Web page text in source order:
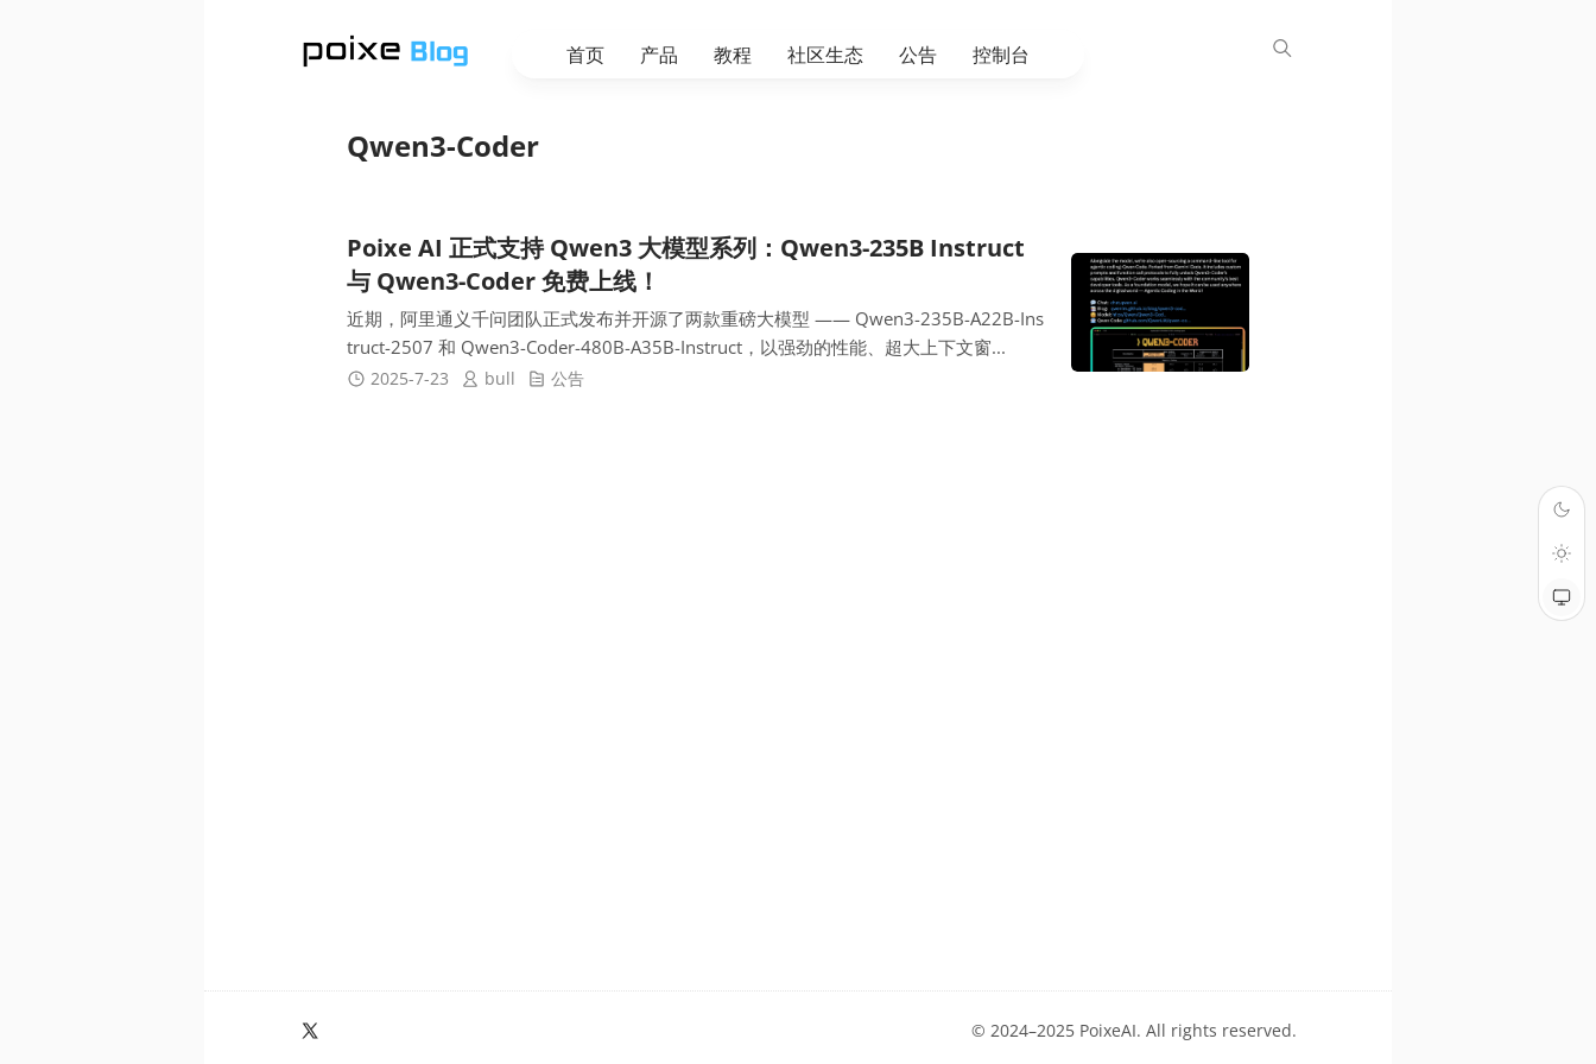
首页 产品 教程 社区生态 公告 控制台
Qwen3-Coder
Poixe AI 正式支持 Qwen3 大模型系列：Qwen3-235B Instruct
与 Qwen3-Coder 免费上线！
近期，阿里通义千问团队正式发布并开源了两款重磅大模型 —— Qwen3-235B-A22B-Ins
truct-2507 和 Qwen3-Coder-480B-A35B-Instruct，以强劲的性能、超大上下文窗...
2025-7-23 bull 公告
© 2024–2025 PoixeAI. All rights reserved.